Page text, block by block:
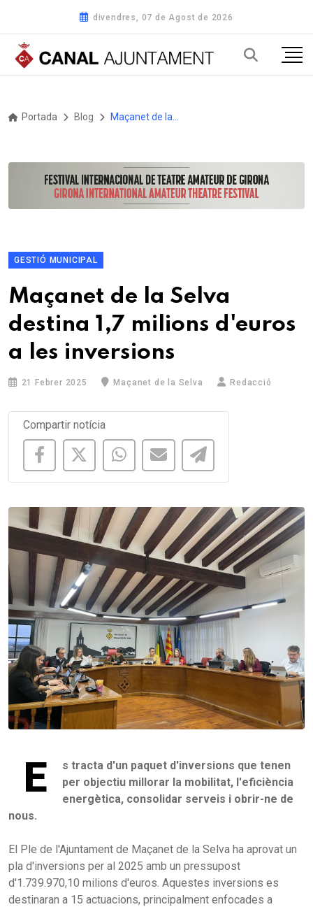
divendres, 07 de Agost de 2026
Portada Blog
GESTIÓ MUNICIPAL
Maçanet de la Selva
destina 1,7 milions d'euros
a les inversions
21 Febrer 2025 Maçanet de la Selva Redacció
Compartir notícia
E
s tracta d'un paquet d'inversions que tenen
per objectiu millorar la mobilitat, l'eficiència
energètica, consolidar serveis i obrir-ne de
nous.
El Ple de l'Ajuntament de Maçanet de la Selva ha aprovat un
pla d'inversions per al 2025 amb un pressupost
d'1.739.970,10 milions d'euros. Aquestes inversions es
destinaran a 15 actuacions, principalment enfocades a